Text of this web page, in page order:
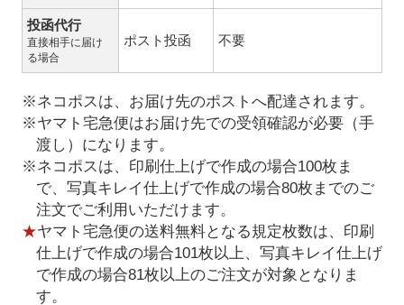
投函代行
直接相手に届け
る場合
ポスト投函 不要
※ネコポスは、お届け先のポストへ配達されます。
※ヤマト宅急便はお届け先での受領確認が必要（手
渡し）になります。
※ネコポスは、印刷仕上げで作成の場合100枚ま
で、写真キレイ仕上げで作成の場合80枚までのご
注文でご利用いただけます。
★ヤマト宅急便の送料無料となる規定枚数は、印刷
仕上げで作成の場合101枚以上、写真キレイ仕上げ
で作成の場合81枚以上のご注文が対象となりま
す。